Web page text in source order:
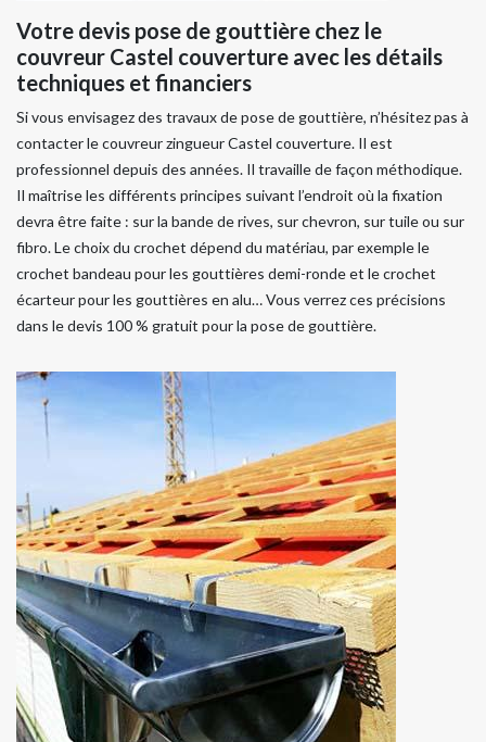
Votre devis pose de gouttière chez le
couvreur Castel couverture avec les détails
techniques et financiers
Si vous envisagez des travaux de pose de gouttière, n’hésitez pas à
contacter le couvreur zingueur Castel couverture. Il est
professionnel depuis des années. Il travaille de façon méthodique.
Il maîtrise les différents principes suivant l’endroit où la fixation
devra être faite : sur la bande de rives, sur chevron, sur tuile ou sur
fibro. Le choix du crochet dépend du matériau, par exemple le
crochet bandeau pour les gouttières demi-ronde et le crochet
écarteur pour les gouttières en alu… Vous verrez ces précisions
dans le devis 100 % gratuit pour la pose de gouttière.